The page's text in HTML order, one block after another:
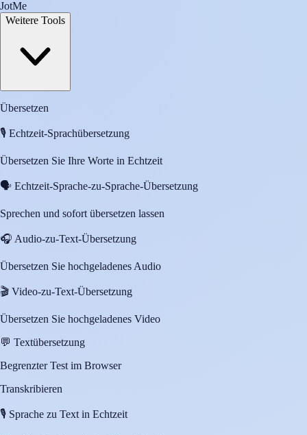
JotMe
Weitere Tools
Übersetzen
🎙️ Echtzeit-Sprachübersetzung
Übersetzen Sie Ihre Worte in Echtzeit
🗣️ Echtzeit-Sprache-zu-Sprache-Übersetzung
Sprechen und sofort übersetzen lassen
🎧 Audio-zu-Text-Übersetzung
Übersetzen Sie hochgeladenes Audio
🎬 Video-zu-Text-Übersetzung
Übersetzen Sie hochgeladenes Video
💬 Textübersetzung
Begrenzter Test im Browser
Transkribieren
🎙️ Sprache zu Text in Echtzeit